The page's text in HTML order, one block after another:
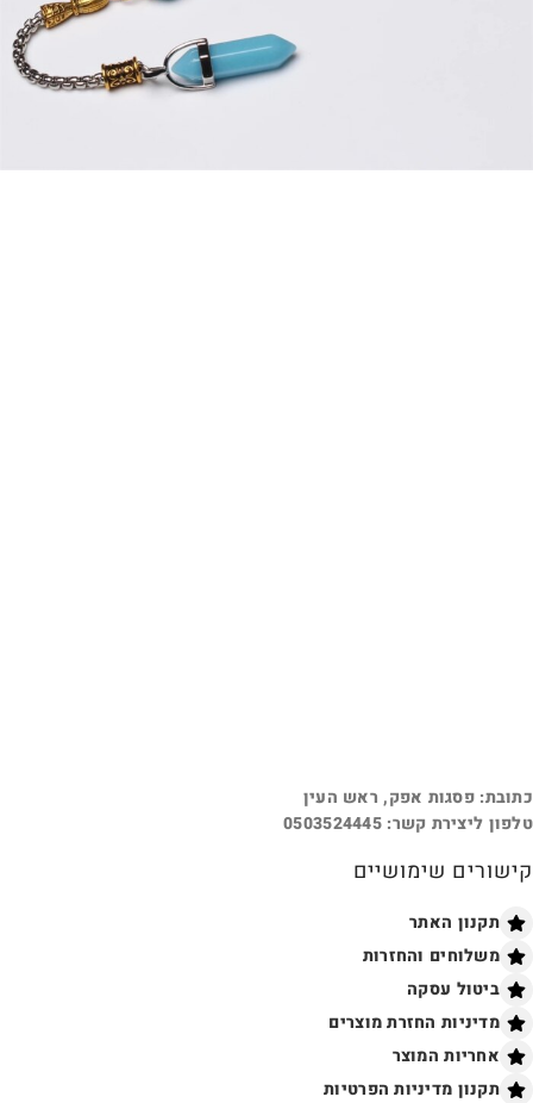
כתובת: פסגות אפק, ראש העין
טלפון ליצירת קשר: 0503524445
קישורים שימושיים
תקנון האתר
משלוחים והחזרות
ביטול עסקה
מדיניות החזרת מוצרים
אחריות המוצר
תקנון מדיניות הפרטיות